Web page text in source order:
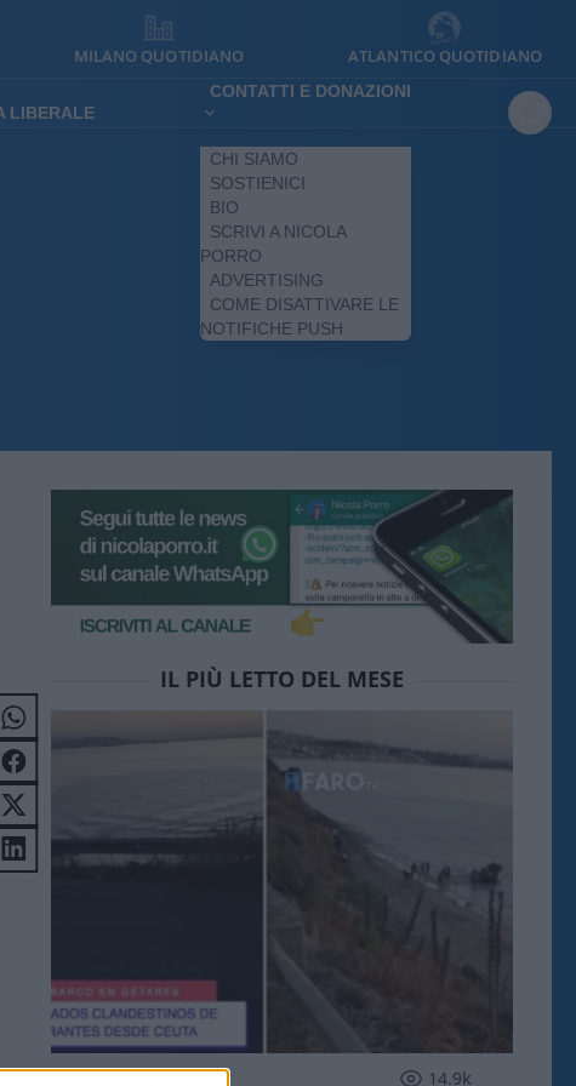
MILANO QUOTIDIANO ATLANTICO QUOTIDIANO
LIBERALE
CONTATTI E DONAZIONI
CHI SIAMO
SOSTIENICI
BIO
SCRIVI A NICOLA
PORRO
ADVERTISING
COME DISATTIVARE LE
NOTIFICHE PUSH
IL PIÙ LETTO DEL MESE
ESTERI 14.9k